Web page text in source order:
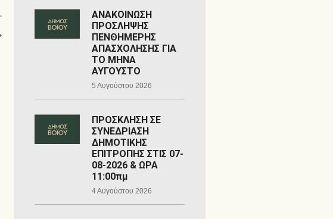
ΑΝΑΚΟΙΝΩΣΗ
ΠΡΟΣΛΗΨΗΣ
ΠΕΝΘΗΜΕΡΗΣ
ΑΠΑΣΧΟΛΗΣΗΣ ΓΙΑ
ΤΟ ΜΗΝΑ
ΑΥΓΟΥΣΤΟ
5 Αυγούστου 2026
ΠΡΟΣΚΛΗΣΗ ΣΕ
ΣΥΝΕΔΡΙΑΣΗ
ΔΗΜΟΤΙΚΗΣ
ΕΠΙΤΡΟΠΗΣ ΣΤΙΣ 07-
08-2026 & ΩΡΑ
11:00πμ
4 Αυγούστου 2026